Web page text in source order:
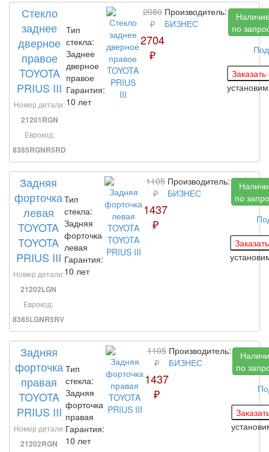
Стекло
заднее
дверное
правое
TOYOTA
PRIUS III
Номер детали:
21201RGN
Еврокод:
8385RGNR5RD
Тип
стекла:
Заднее
дверное
правое
Гарантия:
10 лет
2080
₽
2704
₽
Производитель:
БИЗНЕС
по
Задняя
форточка
левая
TOYOTA
TOYOTA
PRIUS III
Номер детали:
21202LGN
Еврокод:
8385LGNR5RV
Тип
стекла:
Задняя
форточка
левая
Гарантия:
10 лет
1105
₽
1437
₽
Производитель:
БИЗНЕС
по
Задняя
форточка
правая
TOYOTA
PRIUS III
Номер детали:
21202RGN
Тип
стекла:
Задняя
форточка
правая
Гарантия:
10 лет
1105
₽
1437
₽
Производитель:
БИЗНЕС
по